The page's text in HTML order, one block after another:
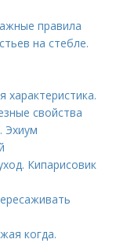
правила
на стебле.
характеристика.
свойства
Эхиум
Кипарисовик
когда.